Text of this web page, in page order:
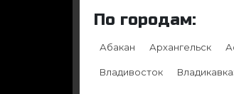
По городам:
Абакан Архангельск
Владивосток